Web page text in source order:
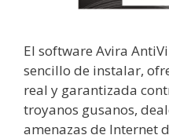
El software Avira
sencillo de instalar,
real y garantizada
troyanos gusanos,
amenazas de Internet